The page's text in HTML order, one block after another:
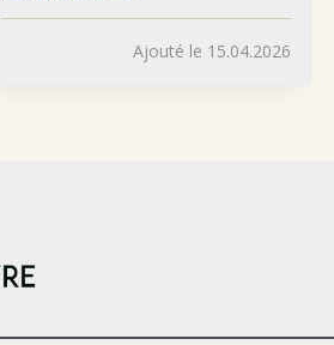
Ajouté le 15.04.2026